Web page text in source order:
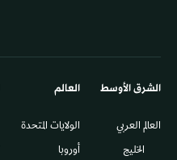
الشرق الأوسط​
العالم العربي
الخليج
العالم
الولايات المتحدة
أوروبا